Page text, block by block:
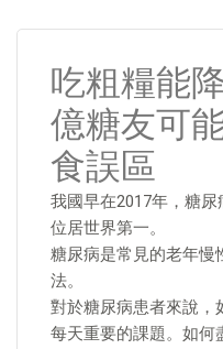
吃粗糧能
億糖友可
食誤區
我國早在2017年，糖尿
位居世界第一。
糖尿病是常見的老年慢
法。
對於糖尿病患者來說，
每天重要的課題。如何